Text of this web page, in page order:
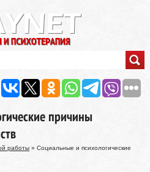
причины
работы» Социальные и психологические